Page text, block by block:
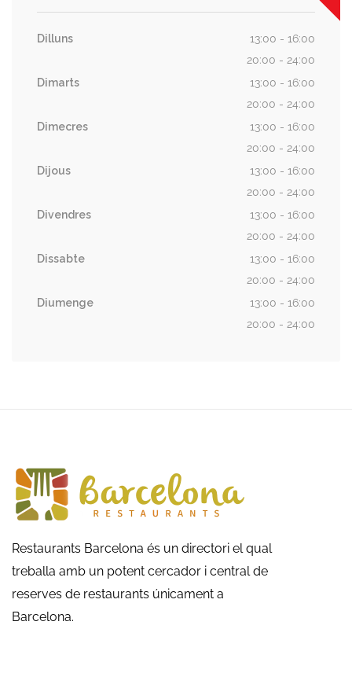
Dilluns
13:00 - 16:00
20:00 - 24:00
Dimarts
13:00 - 16:00
20:00 - 24:00
Dimecres
13:00 - 16:00
20:00 - 24:00
Dijous
13:00 - 16:00
20:00 - 24:00
Divendres
13:00 - 16:00
20:00 - 24:00
Dissabte
13:00 - 16:00
20:00 - 24:00
Diumenge
13:00 - 16:00
20:00 - 24:00
Restaurants Barcelona és un directori el qual
treballa amb un potent cercador i central de
reserves de restaurants únicament a
Barcelona.